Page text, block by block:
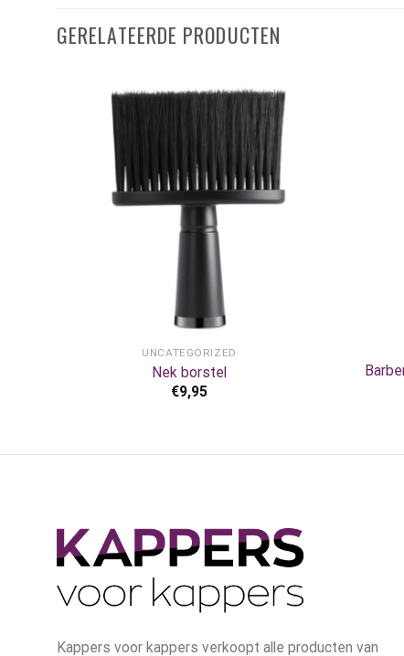
GERELATEERDE PRODUCTEN
UNCATEGORIZED
Nek borstel
€9,95
Kappers voor kappers verkoopt alle producten van